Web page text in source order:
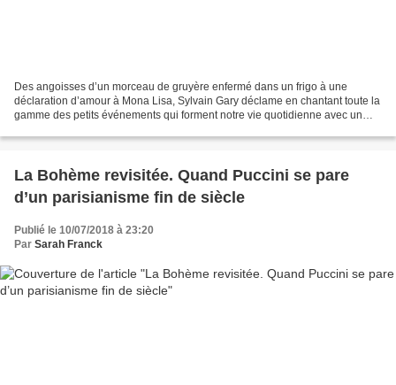
Des angoisses d’un morceau de gruyère enfermé dans un frigo à une
déclaration d’amour à Mona Lisa, Sylvain Gary déclame en chantant toute la
gamme des petits événements qui forment notre vie quotidienne avec un
La Bohème revisitée. Quand Puccini se pare
d’un parisianisme fin de siècle
Publié le 10/07/2018 à 23:20
Par Sarah Franck